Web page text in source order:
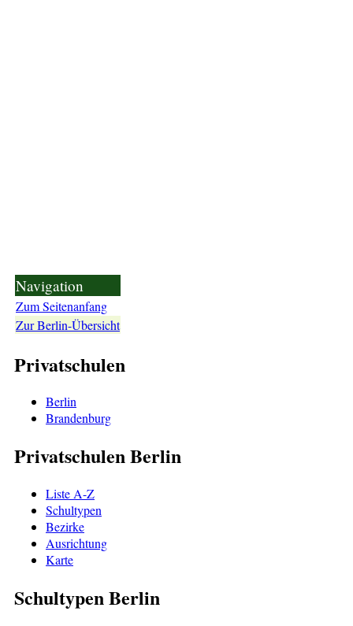
Navigation
Zum Seitenanfang
Zur Berlin-Übersicht
Privatschulen
Berlin
Brandenburg
Privatschulen Berlin
Liste A-Z
Schultypen
Bezirke
Ausrichtung
Karte
Schultypen Berlin